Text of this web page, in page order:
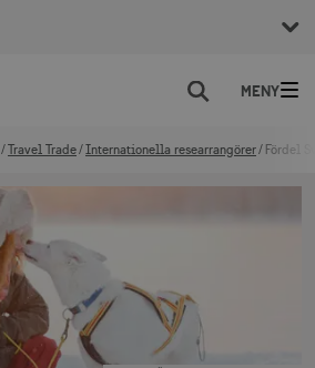
Sök
Travel Trade Internationella researrangörer Fördel